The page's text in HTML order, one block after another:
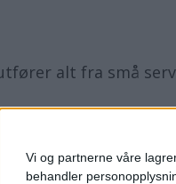
Vi og partnerne våre
behandler
alt fra små
gratis befaring kan